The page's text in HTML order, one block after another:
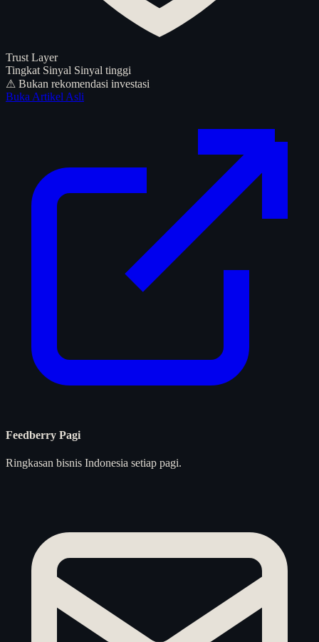
Trust Layer
Tingkat Sinyal Sinyal tinggi
⚠ Bukan rekomendasi investasi
Buka Artikel Asli
Feedberry Pagi
Ringkasan bisnis Indonesia setiap pagi.